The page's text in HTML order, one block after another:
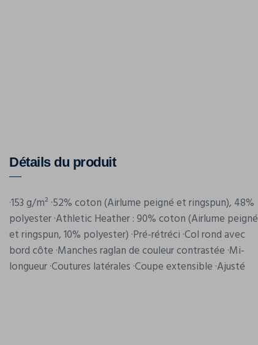
Détails du produit
·153 g/m² ·52% coton (Airlume peigné et ringspun), 48%
polyester ·Athletic Heather : 90% coton (Airlume peigné
et ringspun, 10% polyester) ·Pré-rétréci ·Col rond avec
bord côte ·Manches raglan de couleur contrastée ·Mi-
longueur ·Coutures latérales ·Coupe extensible ·Ajusté